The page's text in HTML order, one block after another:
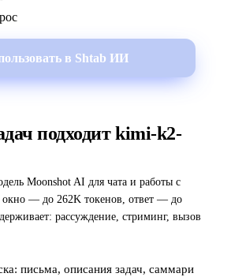
в Shtab ИИ
подходит kimi-k2-
Moonshot AI для чата и работы с
окно — до 262K токенов, ответ — до
рассуждение, стриминг, вызов
письма, описания задач, саммари